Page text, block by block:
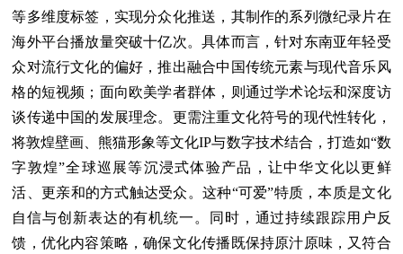
等多维度标签，实现分众化推送，其制作的系列微纪录片在
海外平台播放量突破十亿次。具体而言，针对东南亚年轻受
众对流行文化的偏好，推出融合中国传统元素与现代音乐风
格的短视频；面向欧美学者群体，则通过学术论坛和深度访
谈传递中国的发展理念。更需注重文化符号的现代性转化，
将敦煌壁画、熊猫形象等文化IP与数字技术结合，打造如“数
字敦煌”全球巡展等沉浸式体验产品，让中华文化以更鲜
活、更亲和的方式触达受众。这种“可爱”特质，本质是文化
自信与创新表达的有机统一。同时，通过持续跟踪用户反
馈，优化内容策略，确保文化传播既保持原汁原味，又符合